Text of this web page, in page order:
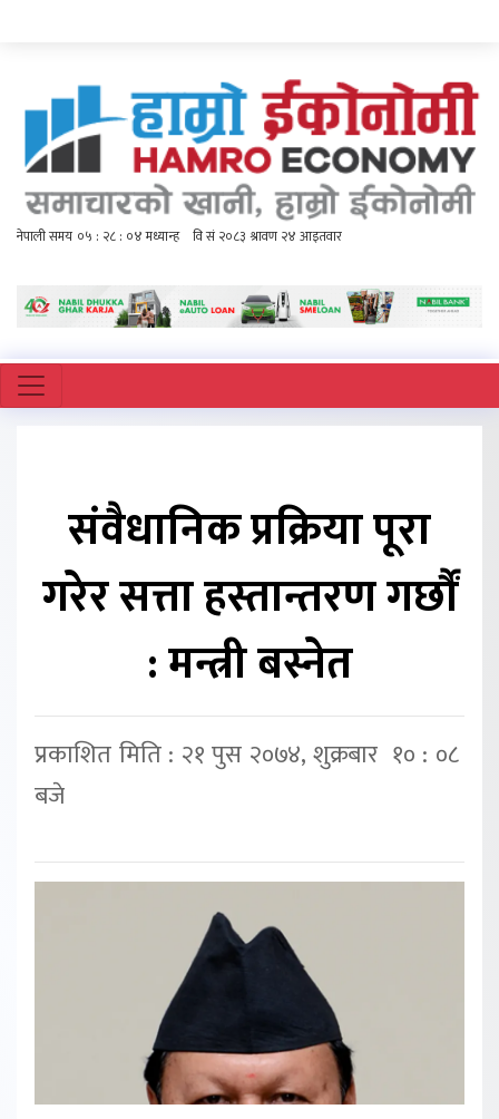
संवैधानिक प्रक्रिया पूरा
गरेर सत्ता हस्तान्तरण गर्छौं
: मन्त्री बस्नेत
प्रकाशित मिति : २१ पुस २०७४, शुक्रबार १० : ०८
बजे